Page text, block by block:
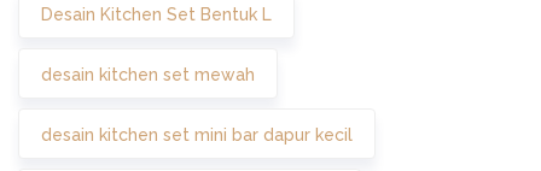
Desain Kitchen Set Bentuk L
desain kitchen set mewah
desain kitchen set mini bar dapur kecil